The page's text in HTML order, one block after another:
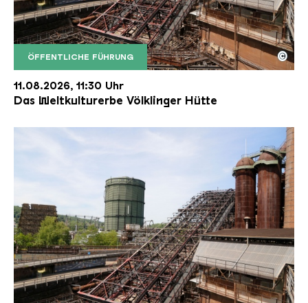
ÖFFENTLICHE FÜHRUNG
Der Erzschrägaufzug der Völklinger Hütte mit
Copyright: Weltkulturerbe Völklinger Hütte | Karl
©
11.08.2026, 11:30 Uhr
Das Weltkulturerbe Völklinger Hütte